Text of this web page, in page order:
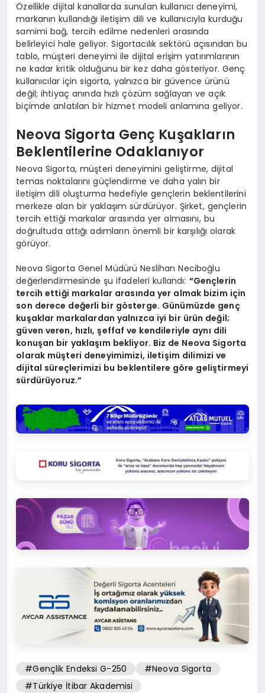
Özellikle dijital kanallarda sunulan kullanıcı deneyimi,
markanın kullandığı iletişim dili ve kullanıcıyla kurduğu
samimi bağ, tercih edilme nedenleri arasında
belirleyici hale geliyor. Sigortacılık sektörü açısından bu
tablo, müşteri deneyimi ile dijital erişim yatırımlarının
ne kadar kritik olduğunu bir kez daha gösteriyor. Genç
kullanıcılar için sigorta, yalnızca bir güvence ürünü
değil; ihtiyaç anında hızlı çözüm sağlayan ve açık
biçimde anlatılan bir hizmet modeli anlamına geliyor.
Neova Sigorta Genç Kuşakların
Beklentilerine Odaklanıyor
Neova Sigorta, müşteri deneyimini geliştirme, dijital
temas noktalarını güçlendirme ve daha yalın bir
iletişim dili oluşturma hedefiyle gençlerin beklentilerini
merkeze alan bir yaklaşım sürdürüyor. Şirket, gençlerin
tercih ettiği markalar arasında yer almasını, bu
doğrultuda attığı adımların önemli bir karşılığı olarak
görüyor.
Neova Sigorta Genel Müdürü Neslihan Neciboğlu
değerlendirmesinde şu ifadeleri kullandı: “Gençlerin
tercih ettiği markalar arasında yer almak bizim için
son derece değerli bir gösterge. Günümüzde genç
kuşaklar markalardan yalnızca iyi bir ürün değil;
güven veren, hızlı, şeffaf ve kendileriyle aynı dili
konuşan bir yaklaşım bekliyor. Biz de Neova Sigorta
olarak müşteri deneyimimizi, iletişim dilimizi ve
dijital süreçlerimizi bu beklentilere göre geliştirmeyi
sürdürüyoruz.”
#Gençlik Endeksi G-250
#Neova Sigorta
#Türkiye İtibar Akademisi